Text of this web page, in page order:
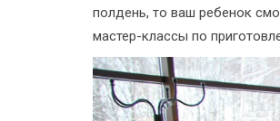
полдень, то ваш ребенок
мастер-классы по